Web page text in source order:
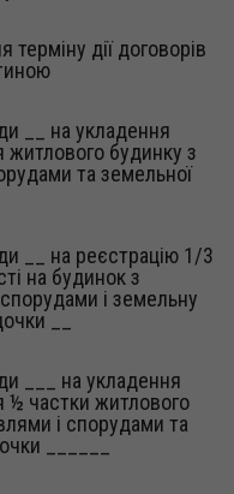
дії договорів
__ на укладення
житлового будинку з
та земельної
__ на реєстрацію 1/3
на будинок з
і земельну
__
___ на укладення
½ частки житлового
і спорудами та
______